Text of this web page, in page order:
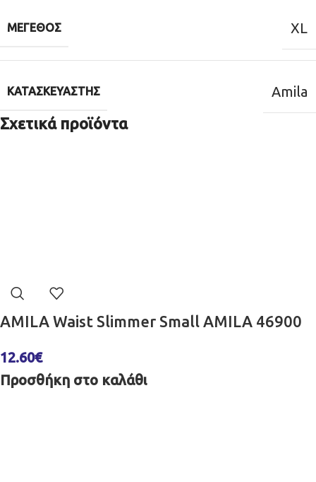
ΜΈΓΕΘΟΣ XL
ΚΑΤΑΣΚΕΥΑΣΤΉΣ Amila
Σχετικά προϊόντα
AMILA Waist Slimmer Small AMILA 46900
12.60€
Προσθήκη στο καλάθι